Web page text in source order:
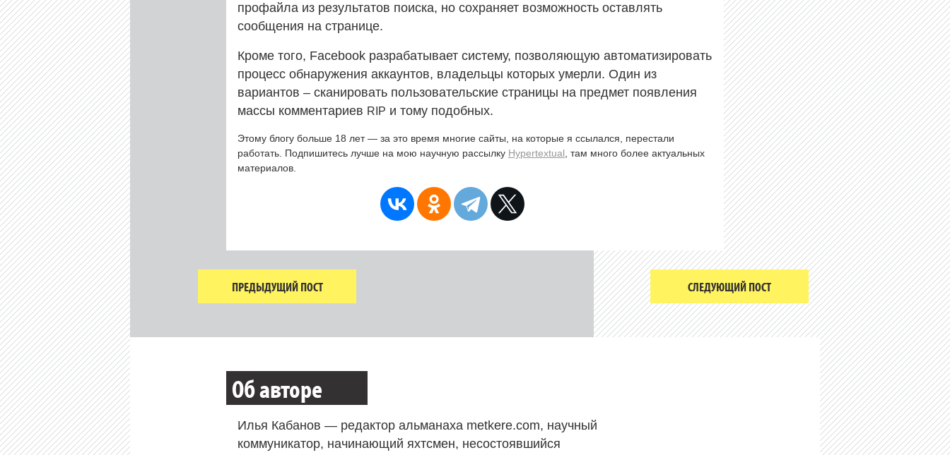
профайла из результатов поиска, но сохраняет возможность оставлять
сообщения на странице.
Кроме того, Facebook разрабатывает систему, позволяющую автоматизировать
процесс обнаружения аккаунтов, владельцы которых умерли. Один из
вариантов – сканировать пользовательские страницы на предмет появления
массы комментариев RIP и тому подобных.
Этому блогу больше 18 лет — за это время многие сайты, на которые я ссылался, перестали
работать. Подпишитесь лучше на мою научную рассылку Hypertextual , там много более актуальных
материалов.
ПРЕДЫДУЩИЙ ПОСТ СЛЕДУЮЩИЙ ПОСТ
Об авторе
Илья Кабанов — редактор альманаха metkere.com, научный
коммуникатор, начинающий яхтсмен, несостоявшийся